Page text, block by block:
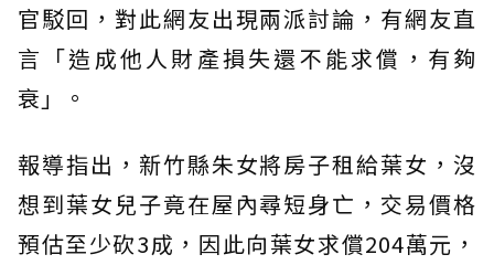
官駁回，對此網友出現兩派討論，有網友直
言「造成他人財產損失還不能求償，有夠
衰」。
報導指出，新竹縣朱女將房子租給葉女，沒
想到葉女兒子竟在屋內尋短身亡，交易價格
預估至少砍3成，因此向葉女求償204萬元，